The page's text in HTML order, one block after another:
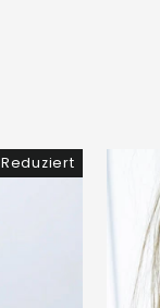
Reduziert